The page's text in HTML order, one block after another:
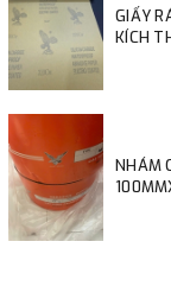
GIẤY
KÍCH
NHÁM